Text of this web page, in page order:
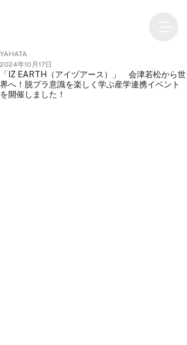
「IZ EARTH（アイヅアース）」 会津若松から世
界へ！脱プラ意識を楽しく学ぶ産学連携イベント
を開催しました！
YAHATA
2024年10月17日